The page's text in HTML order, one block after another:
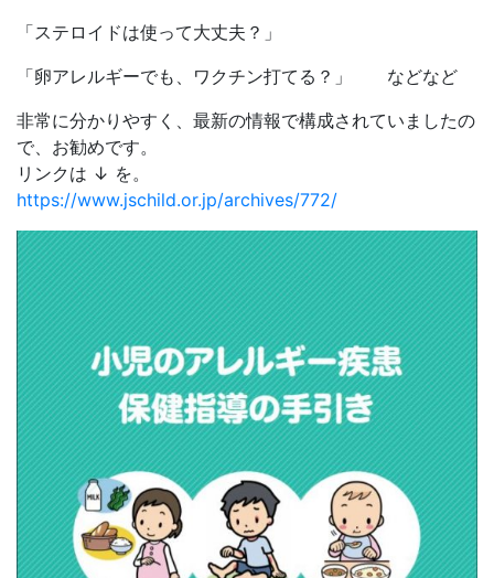
「ステロイドは使って大丈夫？」
「卵アレルギーでも、ワクチン打てる？」 などなど
非常に分かりやすく、最新の情報で構成されていましたの
で、お勧めです。
リンクは ↓ を。
https://www.jschild.or.jp/archives/772/